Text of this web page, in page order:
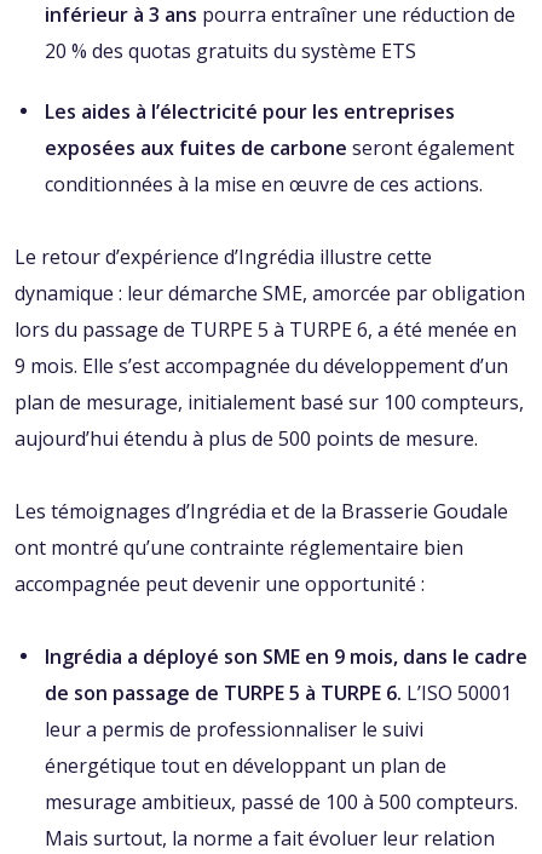
inférieur à 3 ans pourra entraîner une réduction de
20 % des quotas gratuits du système ETS
Les aides à l’électricité pour les entreprises
exposées aux fuites de carbone seront également
conditionnées à la mise en œuvre de ces actions.
Le retour d’expérience d’Ingrédia illustre cette
dynamique : leur démarche SME, amorcée par obligation
lors du passage de TURPE 5 à TURPE 6, a été menée en
9 mois. Elle s’est accompagnée du développement d’un
plan de mesurage, initialement basé sur 100 compteurs,
aujourd’hui étendu à plus de 500 points de mesure.
Les témoignages d’Ingrédia et de la Brasserie Goudale
ont montré qu’une contrainte réglementaire bien
accompagnée peut devenir une opportunité :
Ingrédia a déployé son SME en 9 mois, dans le cadre
de son passage de TURPE 5 à TURPE 6. L’ISO 50001
leur a permis de professionnaliser le suivi
énergétique tout en développant un plan de
mesurage ambitieux, passé de 100 à 500 compteurs.
Mais surtout, la norme a fait évoluer leur relation